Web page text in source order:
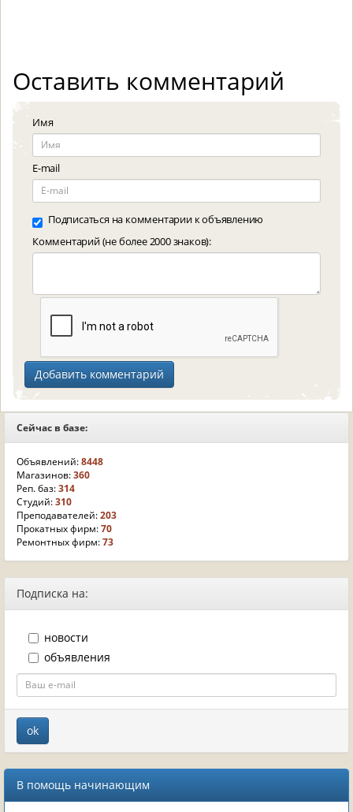
Оставить комментарий
Имя
E-mail
Подписаться на комментарии к объявлению
Комментарий (не более 2000 знаков):
Сейчас в базе:
Объявлений:8448
Магазинов:360
Реп. баз:314
Студий:310
Преподавателей:203
Прокатных фирм:70
Ремонтных фирм:73
Подписка на:
новости
объявления
В помощь начинающим